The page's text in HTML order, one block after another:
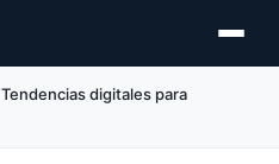
Tendencias digitales para